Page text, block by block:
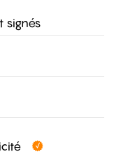
signés